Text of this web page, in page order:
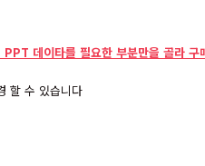
데이타를 필요한 부분만을 골라
할 수 있습니다